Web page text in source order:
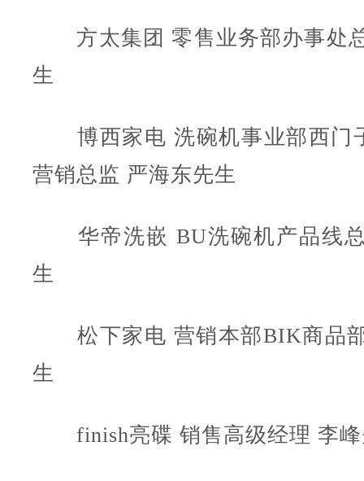
方太集团 零售业务部办事处
生
博西家电 洗碗机事业部西门
营销总监 严海东先生
华帝洗嵌 BU洗碗机产品线
生
松下家电 营销本部BIK商品
生
finish亮碟 销售高级经理 李峰